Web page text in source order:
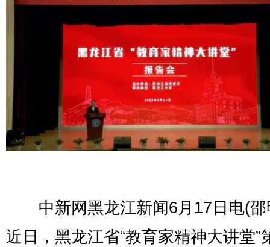
中新网黑龙江新闻6月17日电(邵
近日，黑龙江省“教育家精神大讲堂”